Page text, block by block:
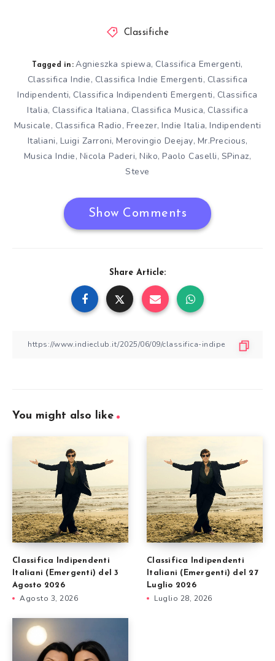
Classifiche
Tagged in: Agnieszka spiewa, Classifica Emergenti,
Classifica Indie, Classifica Indie Emergenti, Classifica
Indipendenti, Classifica Indipendenti Emergenti, Classifica
Italia, Classifica Italiana, Classifica Musica, Classifica
Musicale, Classifica Radio, Freezer,Indie Italia,Indipendenti
Italiani, Luigi Zarroni, Merovingio Deejay, Mr.Precious,
Musica Indie, Nicola Paderi,Niko,Paolo Caselli, SPinaz,
Steve
Show Comments
Share Article:
You might also like
Classifica Indipendenti
Italiani (Emergenti) del 3
Agosto 2026
Agosto 3, 2026
Classifica Indipendenti
Italiani (Emergenti) del 27
Luglio 2026
Luglio 28, 2026